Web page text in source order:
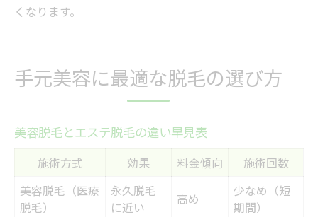
くなります。
手元美容に最適な脱毛の選び方
美容脱毛とエステ脱毛の違い早見表
施術方式 効果 料金傾向
施術回数
美容脱毛（医療
脱毛）
永久脱毛
に近い
高め
少なめ（短
期間）